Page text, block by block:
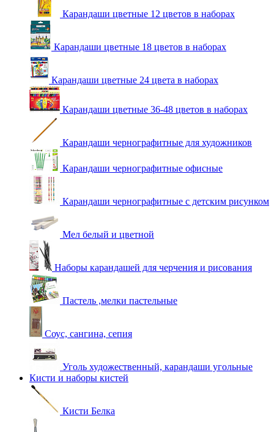
Карандаши цветные 12 цветов в наборах
Карандаши цветные 18 цветов в наборах
Карандаши цветные 24 цвета в наборах
Карандаши цветные 36-48 цветов в наборах
Карандаши чернографитные для художников
Карандаши чернографитные офисные
Карандаши чернографитные с детским рисунком
Мел белый и цветной
Наборы карандашей для черчения и рисования
Пастель ,мелки пастельные
Соус, сангина, сепия
Уголь художественный, карандаши угольные
Кисти и наборы кистей
Кисти Белка